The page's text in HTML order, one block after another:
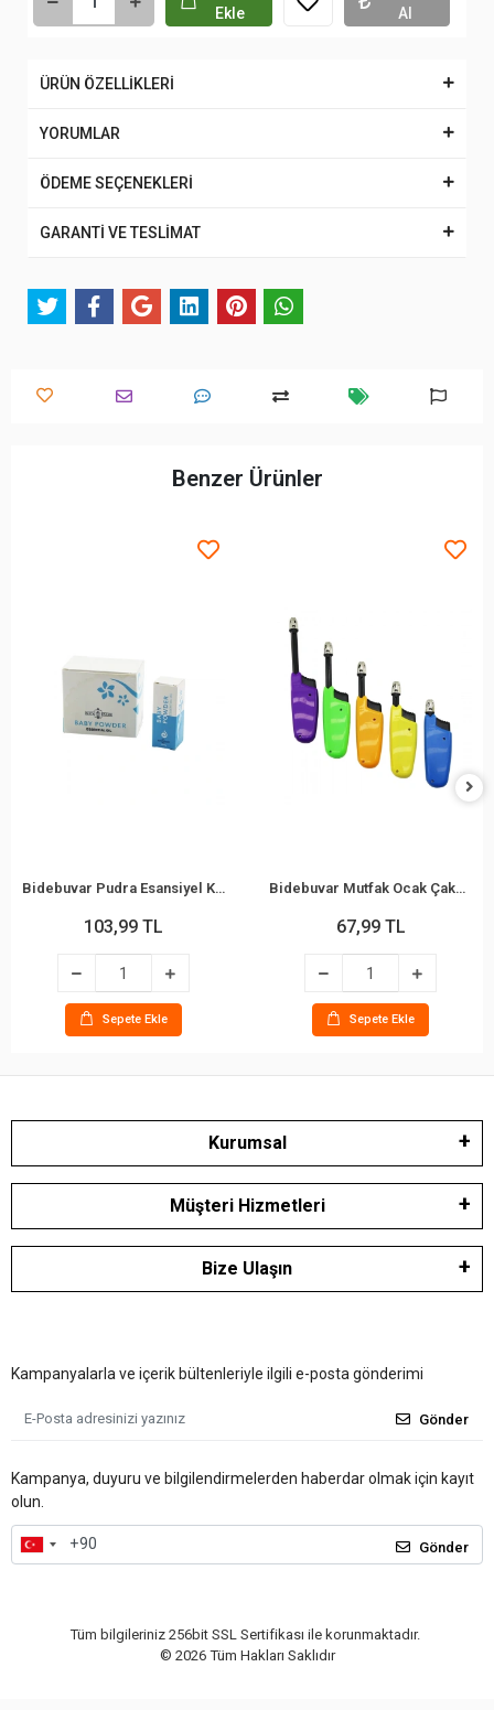
Ekle
Al
ÜRÜN ÖZELLİKLERİ
YORUMLAR
ÖDEME SEÇENEKLERİ
GARANTİ VE TESLİMAT
Benzer Ürünler
Bidebuvar Pudra Esansiyel Koku - 10 ml - Esans Yağ
103,99 TL
Sepete Ekle
Bidebuvar Mutfak Ocak Çakmağı - Teleskopik Başlık - Renkli
67,99 TL
Sepete Ekle
Kurumsal
Müşteri Hizmetleri
Bize Ulaşın
Kampanyalarla ve içerik bültenleriyle ilgili e-posta gönderimi
Gönder
Kampanya, duyuru ve bilgilendirmelerden haberdar olmak için kayıt
olun.
Gönder
Tüm bilgileriniz 256bit SSL Sertifikası ile korunmaktadır.
© 2026 Tüm Hakları Saklıdır